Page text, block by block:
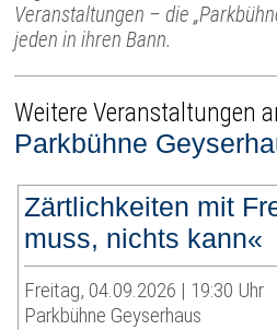
Veranstaltungen – die
jeden in ihren Bann.
Weitere Veranstaltungen
Parkbühne
Zärtlichkeiten mit
muss, nichts kann«
Freitag, 04.09.2026 | 19:30 Uhr
Parkbühne Geyserhaus